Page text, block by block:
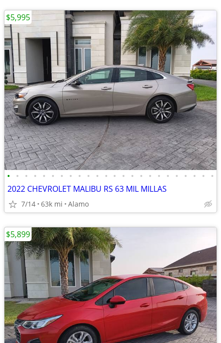
• • • • • • • • • • • • • • • • • • • • • • • •
2022 CHEVROLET MALIBU RS 63 MIL MILLAS
7/14 63k mi Alamo
$5,995
$5,899